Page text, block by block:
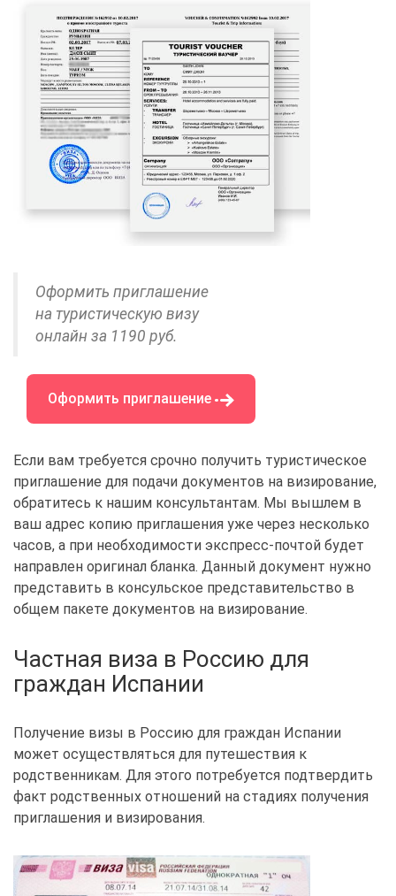
Оформить приглашение
на туристическую визу
онлайн за 1190 руб.
Оформить приглашение
Если вам требуется срочно получить туристическое
приглашение для подачи документов на визирование,
обратитесь к нашим консультантам. Мы вышлем в
ваш адрес копию приглашения уже через несколько
часов, а при необходимости экспресс-почтой будет
направлен оригинал бланка. Данный документ нужно
представить в консульское представительство в
общем пакете документов на визирование.
Частная виза в Россию для
граждан Испании
Получение визы в Россию для граждан Испании
может осуществляться для путешествия к
родственникам. Для этого потребуется подтвердить
факт родственных отношений на стадиях получения
приглашения и визирования.